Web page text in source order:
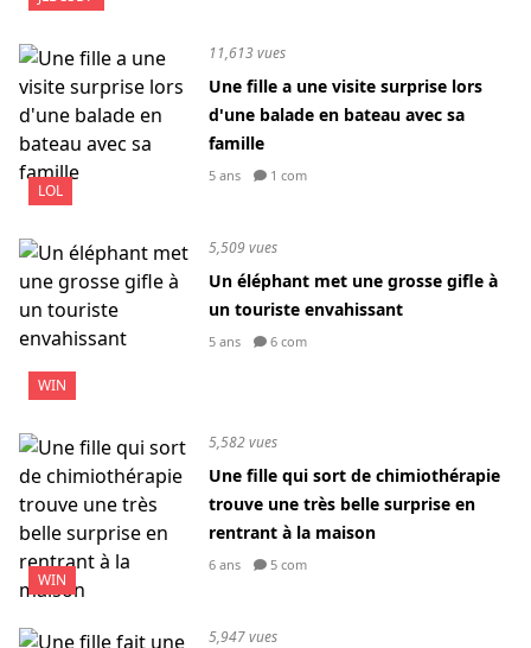
LOL
11,613 vues
Une fille a une visite surprise lors
d'une balade en bateau avec sa
famille
5 ans 1 com
WIN
5,509 vues
Un éléphant met une grosse gifle à
un touriste envahissant
5 ans 6 com
WIN
5,582 vues
Une fille qui sort de chimiothérapie
trouve une très belle surprise en
rentrant à la maison
6 ans 5 com
5,947 vues